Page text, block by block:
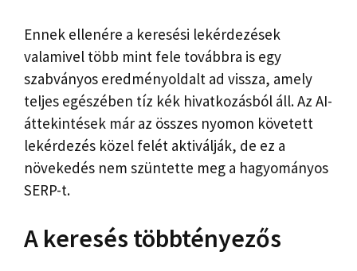
Ennek ellenére a keresési lekérdezések
valamivel több mint fele továbbra is egy
szabványos eredményoldalt ad vissza, amely
teljes egészében tíz kék hivatkozásból áll. Az AI-
áttekintések már az összes nyomon követett
lekérdezés közel felét aktiválják, de ez a
növekedés nem szüntette meg a hagyományos
SERP-t.
A keresés többtényezős